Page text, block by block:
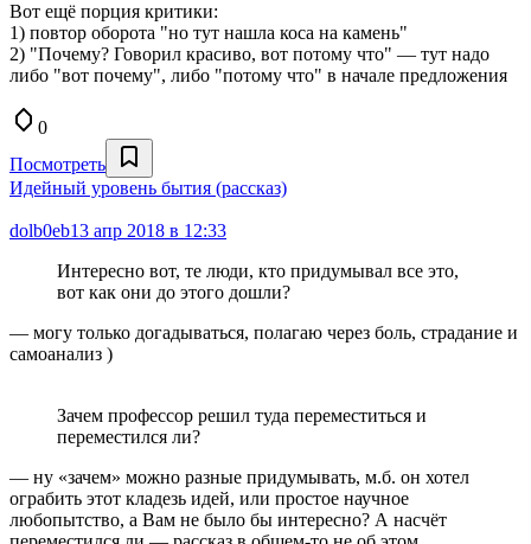
Вот ещё порция критики:
1) повтор оборота "но тут нашла коса на камень"
2) "Почему? Говорил красиво, вот потому что" — тут надо
либо "вот почему", либо "потому что" в начале предложения
0
Посмотреть
Идейный уровень бытия (рассказ)
dolb0eb13 апр 2018 в 12:33
Интересно вот, те люди, кто придумывал все это,
вот как они до этого дошли?
— могу только догадываться, полагаю через боль, страдание и
самоанализ )
Зачем профессор решил туда переместиться и
переместился ли?
— ну «зачем» можно разные придумывать, м.б. он хотел
ограбить этот кладезь идей, или простое научное
любопытство, а Вам не было бы интересно? А насчёт